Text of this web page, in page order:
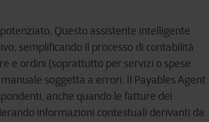
potenziato. Questo assistente intelligente
semplificando il processo di contabilità
e ordini (soprattutto per servizi o spese
soggetta a errori. Il Payables Agent
anche quando le fatture dei
informazioni contestuali derivanti da